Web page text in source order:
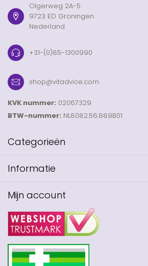
Olgerweg 2A-5
9723 ED Groningen
Nederland
+31-(0)85-1300990
shop@vitadvice.com
KVK nummer: 02067329
BTW-nummer: NL8082.56.889B01
Categorieën
Informatie
Mijn account